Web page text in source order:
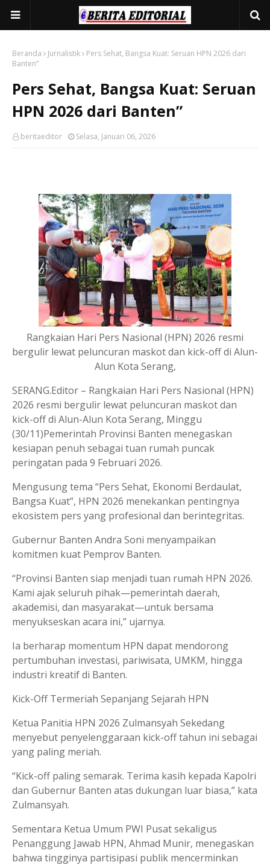
Beranda Jurnalistik
Pers Sehat, Bangsa Kuat: Seruan HPN 2026 dari
Banten”
Pers Sehat, Bangsa Kuat: Seruan
HPN 2026 dari Banten”
beritaeditor Selasa, Januari 06, 2026
Rangkaian Hari Pers Nasional (HPN) 2026 resmi
bergulir lewat peluncuran maskot dan kick-off di Alun-
Alun Kota Serang,
SERANG.Editor – Rangkaian Hari Pers Nasional (HPN)
2026 resmi bergulir lewat peluncuran maskot dan
kick-off di Alun-Alun Kota Serang, Minggu
(30/11)Pemerintah Provinsi Banten menegaskan
kesiapan penuh sebagai tuan rumah puncak
peringatan pada 9 Februari 2026.
Mengusung tema “Pers Sehat, Ekonomi Berdaulat,
Bangsa Kuat”, HPN 2026 menekankan pentingnya
ekosistem pers yang profesional dan berintegritas.
Gubernur Banten Andra Soni menyampaikan
komitmen kuat Pemprov Banten.
“Provinsi Banten siap menjadi tuan rumah HPN 2026.
Kami ajak seluruh pihak—pemerintah daerah,
akademisi, dan masyarakat—untuk bersama
menyukseskan acara ini,” ujarnya.
Ia berharap momentum HPN dapat mendorong
pertumbuhan investasi, pariwisata, UMKM, hingga
industri kreatif di Banten.
Kick-Off Termeriah Sepanjang Sejarah HPN
Ketua Panitia HPN 2026 Zulmansyah Sekedang
menyebut penyelenggaraan kick-off tahun ini sebagai
yang paling meriah.
“Kick-off paling semarak. Terima kasih kepada Kapolri
dan Gubernur Banten atas dukungan luar biasa,” kata
Zulmansyah.
Sementara Ketua Umum PWI Pusat sekaligus
Penanggung Jawab HPN, Ahmad Munir, menegaskan
bahwa tingginya partisipasi publik mencerminkan